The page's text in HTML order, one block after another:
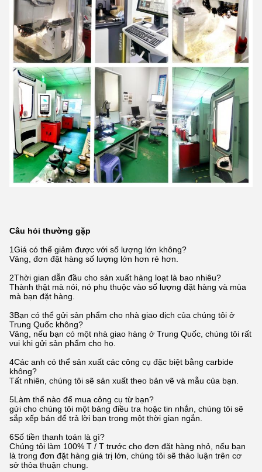
Câu hỏi thường gặp
1Giá có thể giảm được với số lượng lớn không?
Vâng, đơn đặt hàng số lượng lớn hơn rẻ hơn.
2Thời gian dẫn đầu cho sản xuất hàng loạt là bao nhiêu?
Thành thật mà nói, nó phụ thuộc vào số lượng đặt hàng và mùa
mà bạn đặt hàng.
3Bạn có thể gửi sản phẩm cho nhà giao dịch của chúng tôi ở
Trung Quốc không?
Vâng, nếu bạn có một nhà giao hàng ở Trung Quốc, chúng tôi rất
vui khi gửi sản phẩm cho họ.
4Các anh có thể sản xuất các công cụ đặc biệt bằng carbide
không?
Tất nhiên, chúng tôi sẽ sản xuất theo bản vẽ và mẫu của bạn.
5Làm thế nào để mua công cụ từ bạn?
gửi cho chúng tôi một bảng điều tra hoặc tin nhắn, chúng tôi sẽ
sắp xếp bán để trả lời bạn trong một thời gian ngắn.
6Số tiền thanh toán là gì?
Chúng tôi làm 100% T / T trước cho đơn đặt hàng nhỏ, nếu bạn
là trong đơn đặt hàng giá trị lớn, chúng tôi sẽ thảo luận trên cơ
sở thỏa thuận chung.